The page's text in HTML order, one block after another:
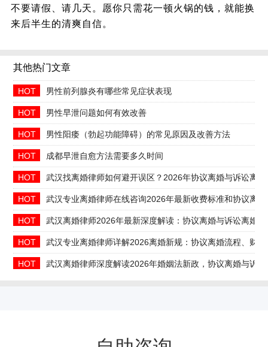
不要请假、请几天。愿你只需花一顿火锅的钱，就能换
来后半生的清爽自信。
其他热门文章
HOT 男性前列腺炎有哪些常见症状表现
HOT 男性早泄问题如何有效改善
HOT 男性阳痿（勃起功能障碍）的常见原因及改善方法
HOT 成都早泄自愈方法需要多久时间
HOT 武汉找离婚律师如何避开误区？2026年协议离婚与诉讼离
HOT 武汉专业离婚律师在线咨询2026年最新收费标准和协议离
HOT 武汉离婚律师2026年最新深度解读：协议离婚与诉讼离婚
HOT 武汉专业离婚律师详解2026离婚新规：协议离婚流程、财
HOT 武汉离婚律师深度解读2026年婚姻法新政，协议离婚与诉